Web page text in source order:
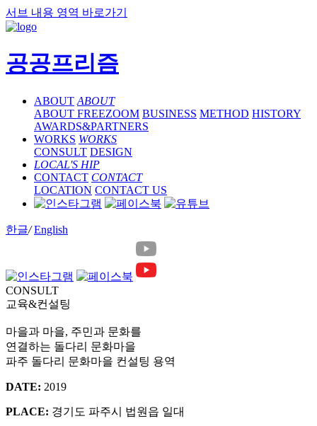
서브 내용 영역 바로가기
공공프리즘
ABOUT ABOUT
ABOUT FREEZOOM BUSINESS METHOD HISTORY
AWARDS&PARTNERS
WORKS WORKS
CONSULT DESIGN
LOCAL'S HIP
CONTACT CONTACT
LOCATION CONTACT US
한글/ English
CONSULT
교육&컨설팅
마을과 마을, 주민과 문화를
연결하는 돌다리 문화마을
파주 돌다리 문화마을 컨설팅 용역
DATE: 2019
PLACE: 경기도 파주시 법원읍 일대